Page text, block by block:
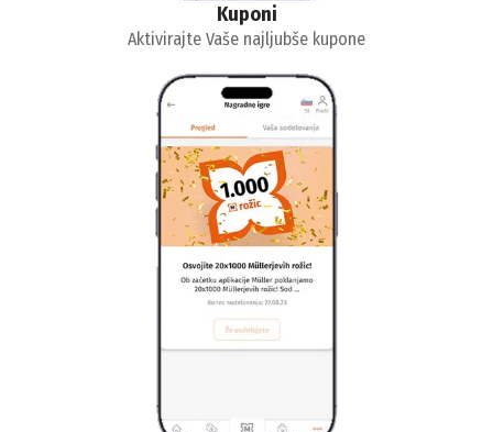
Kuponi
Aktivirajte Vaše najljubše kupone